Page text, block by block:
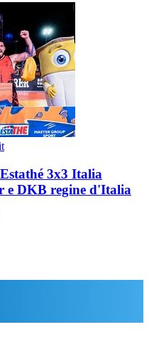
3x3 Italia
e DKB regine d'Italia